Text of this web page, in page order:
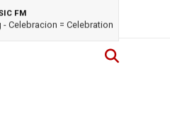
FM
- Celebracion = Celebration